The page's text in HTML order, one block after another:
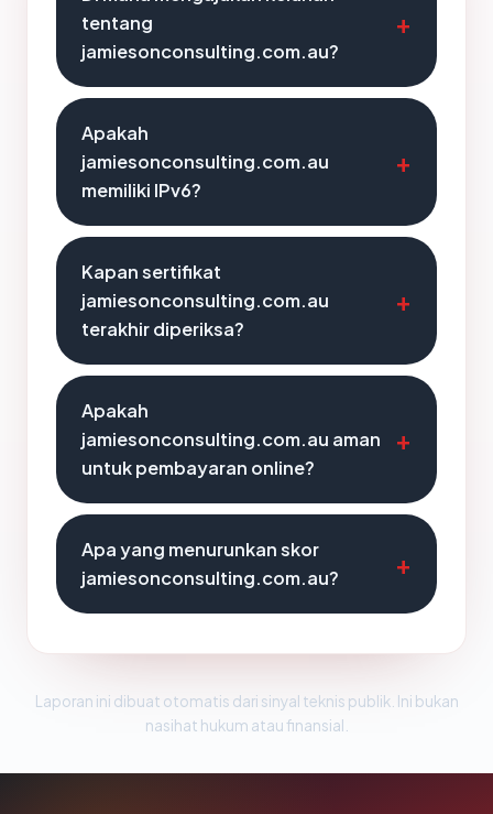
tentang
jamiesonconsulting.com.au?
Apakah
jamiesonconsulting.com.au
memiliki IPv6?
Kapan sertifikat
jamiesonconsulting.com.au
terakhir diperiksa?
Apakah
jamiesonconsulting.com.au aman
untuk pembayaran online?
Apa yang menurunkan skor
jamiesonconsulting.com.au?
Laporan ini dibuat otomatis dari sinyal teknis publik. Ini bukan
nasihat hukum atau finansial.